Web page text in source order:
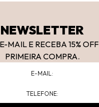
NEWSLETTER
MAIL E RECEBA 15% OFF
PRIMEIRA COMPRA.